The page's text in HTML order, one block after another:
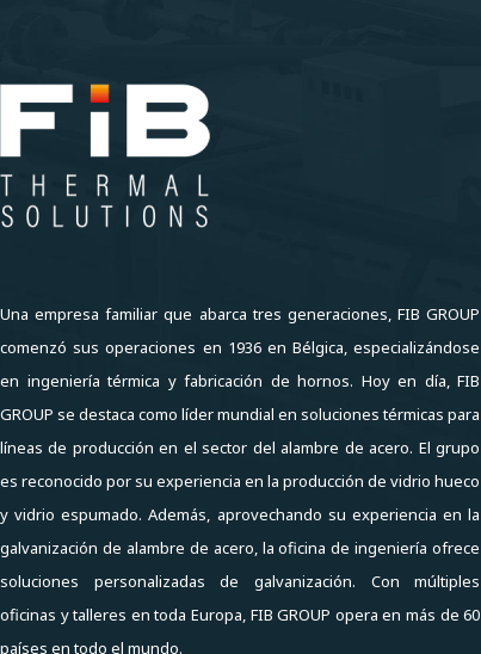
Una empresa familiar que abarca tres generaciones, FIB GROUP
comenzó sus operaciones en 1936 en Bélgica, especializándose
en ingeniería térmica y fabricación de hornos. Hoy en día, FIB
GROUP se destaca como líder mundial en soluciones térmicas para
líneas de producción en el sector del alambre de acero. El grupo
es reconocido por su experiencia en la producción de vidrio hueco
y vidrio espumado. Además, aprovechando su experiencia en la
galvanización de alambre de acero, la oficina de ingeniería ofrece
soluciones personalizadas de galvanización. Con múltiples
oficinas y talleres en toda Europa, FIB GROUP opera en más de 60
países en todo el mundo.